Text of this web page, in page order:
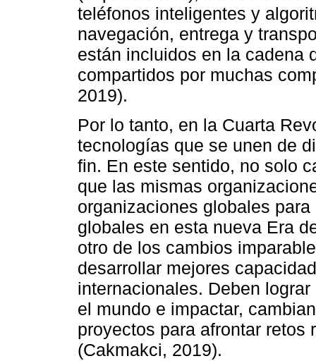
teléfonos inteligentes y
navegación, entrega y
están incluidos en la cadena
compartidos por muchas
2019).
Por lo tanto, en la Cuarta
tecnologías que se unen de
fin. En este sentido, no solo
que las mismas
organizaciones globales
globales en esta nueva Era
otro de los cambios
desarrollar mejores
internacionales. Deben
el mundo e impactar,
proyectos para afrontar retos
(Cakmakci, 2019).